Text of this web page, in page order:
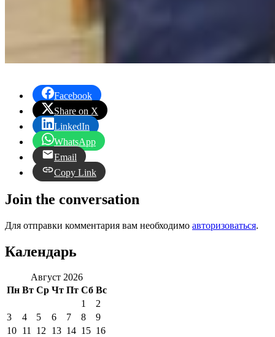
Facebook
Share on X
LinkedIn
WhatsApp
Email
Copy Link
Join the conversation
Для отправки комментария вам необходимо авторизоваться.
Календарь
Август 2026
Пн Вт Ср Чт Пт Сб Вс
1
2
3
4 5 6 7 8
9
10 11 12 13 14 15 16